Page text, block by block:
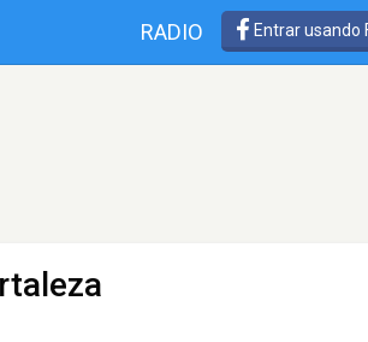
RADIO Entrar usando